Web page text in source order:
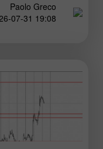
نسبتاً سخت مؤقف اور
Paolo Greco
19:08 2026-07-31 UTC+2